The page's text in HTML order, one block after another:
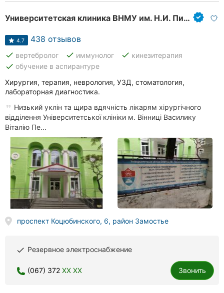
Университетская клиника ВНМУ им. Н.И. Пирогова
4.7 438 отзывов
done вертебролог done иммунолог done кинезитерапия
done обучение в аспирантуре
Хирургия, терапия, неврология, УЗД, стоматология,
лабораторная диагностика.
Низький уклін та щира вдячність лікарям хірургічного
відділення Університетської клініки м. Вінниці Василику
Віталію Пе...
проспект Коцюбинского, 6, район Замостье
done Резервное электроснабжение
(067) 372 XX XX Звонить